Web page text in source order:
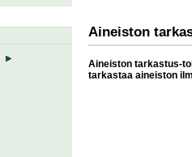
Aineiston
Aineiston tarkastus-
tarkastaa aineiston